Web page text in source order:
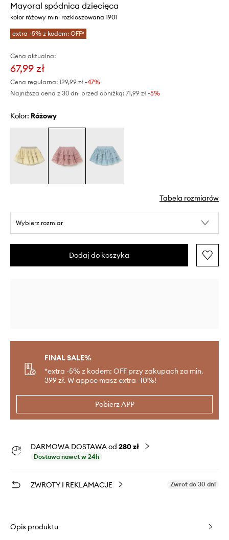
Mayoral spódnica dziecięca
kolor różowy mini rozkloszowana 1901
extra -5% z kodem: OFF*
Cena aktualna:
67,99 zł
Cena regularna: 129,99 zł -47%
Najniższa cena z 30 dni przed obniżką: 71,99 zł -5%
Kolor: różowy
Tabela rozmiarów
Wybierz rozmiar
Dodaj do koszyka
FINAL SALE%
*extra -5% z kodem: OFF przy zakupach za min.
399 zł. W appce masz extra -10%!
Pobierz APP
DARMOWA DOSTAWA od 280 zł
Dostawa nawet w 24h
ZWROTY I REKLAMACJE Zwrot do 30 dni
Opis produktu